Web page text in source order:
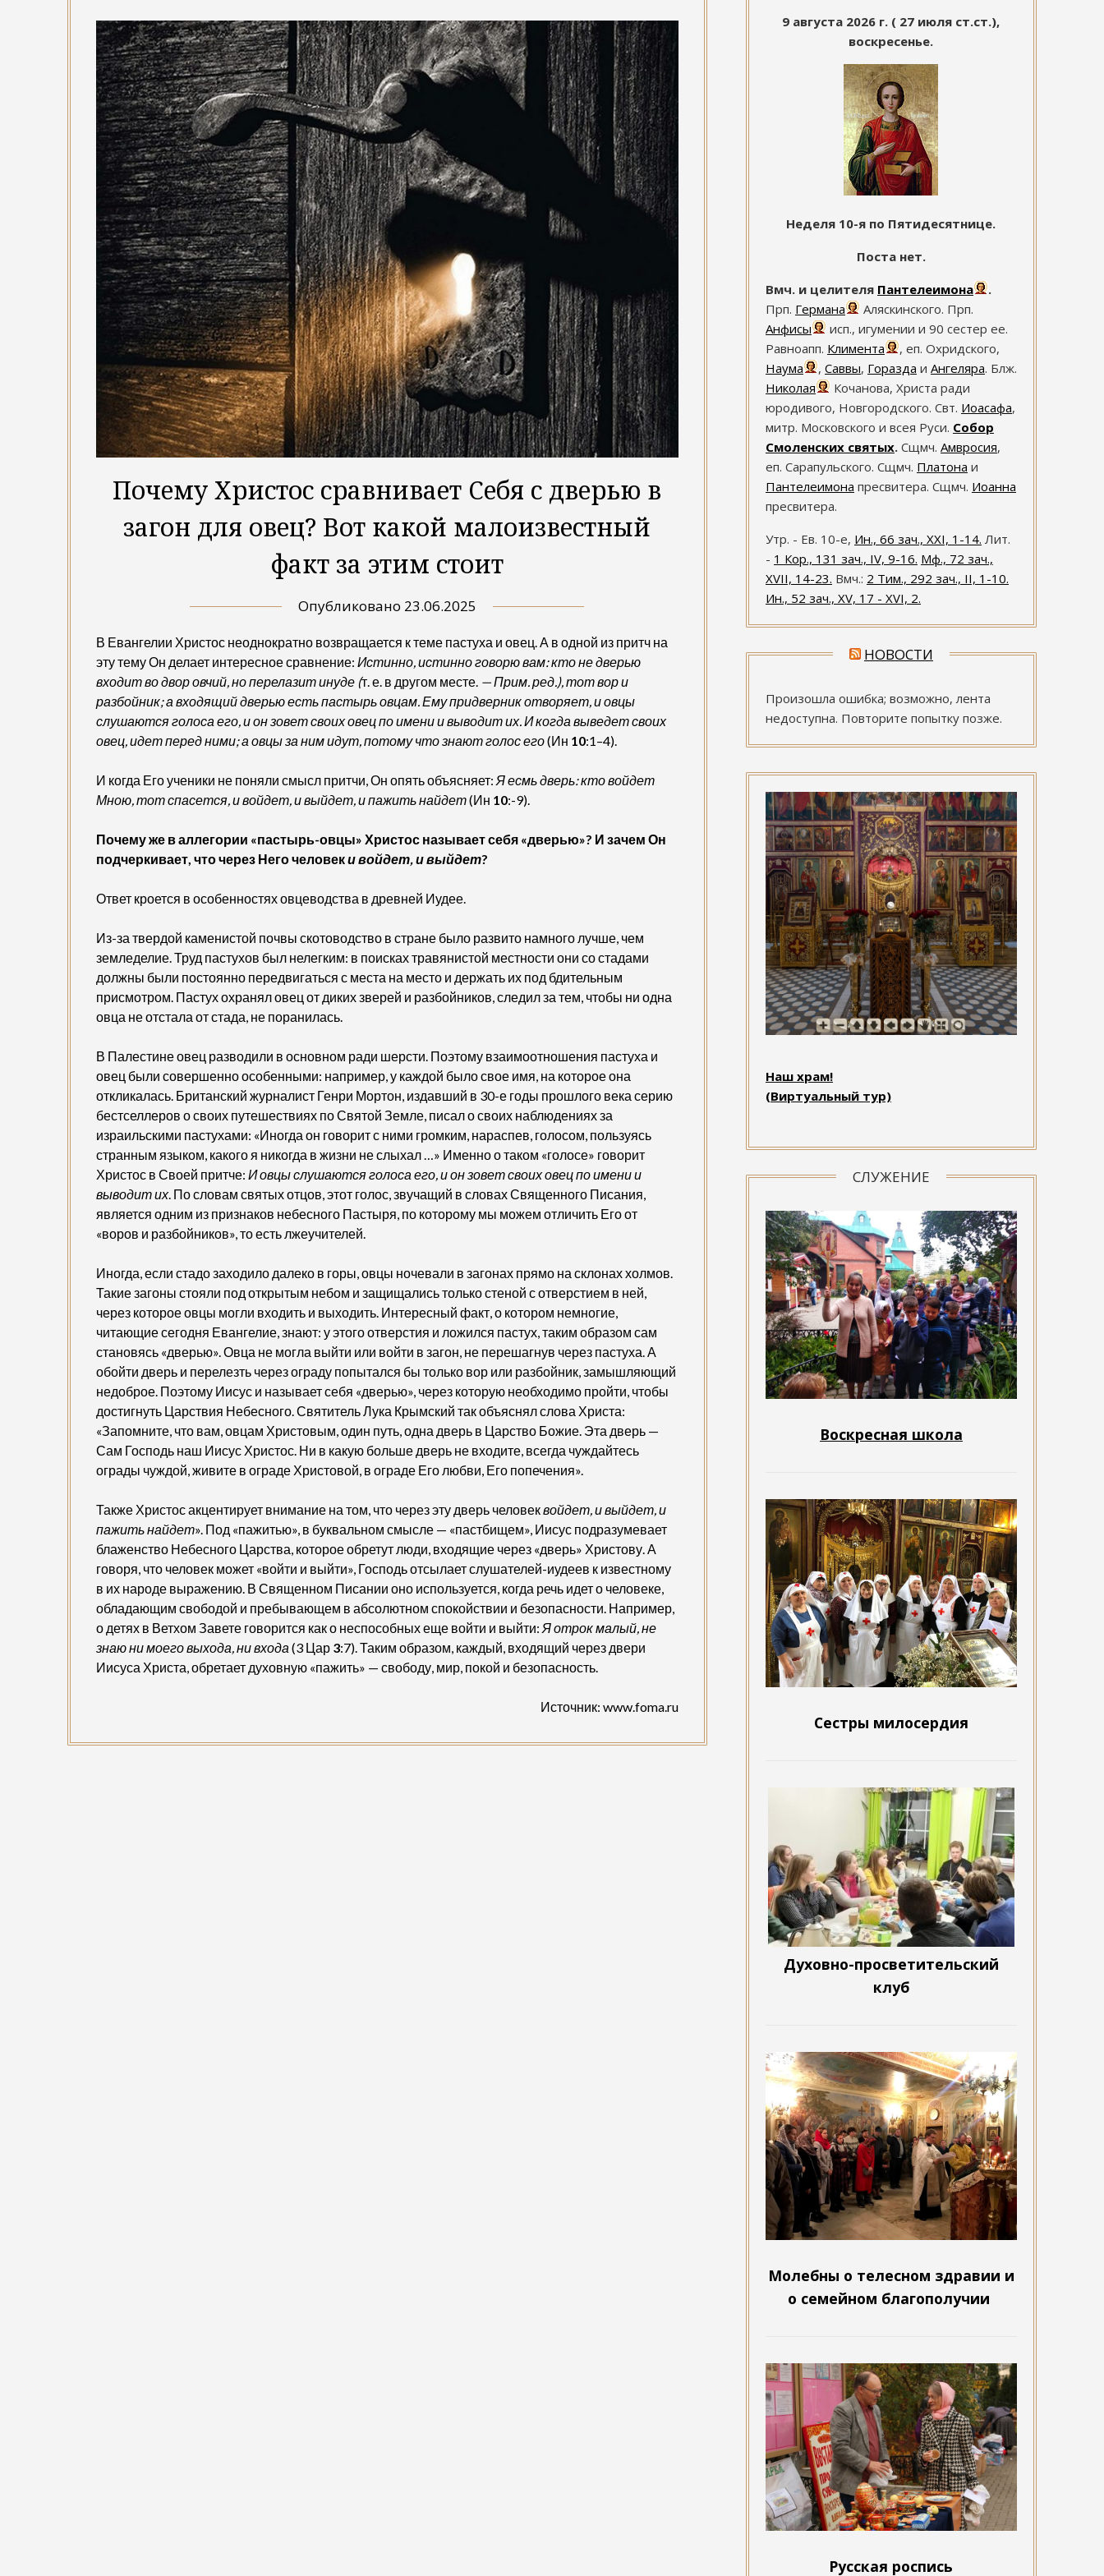
Почему Христос сравнивает Себя с дверью в
загон для овец? Вот какой малоизвестный
факт за этим стоит
Опубликовано 23.06.2025
В Евангелии Христос неоднократно возвращается к теме пастуха и овец. А в одной из притч на
эту тему Он делает интересное сравнение:Истинно, истинно говорю вам: кто не дверью
входит во двор овчий, но перелазит инуде (т. е. в другом месте. — Прим. ред.),тот вор и
разбойник; а входящий дверью есть пастырь овцам. Ему придверник отворяет, и овцы
слушаются голоса его, и он зовет своих овец по имени и выводит их. И когда выведет своих
овец, идет перед ними; а овцы за ним идут, потому что знают голос его(Ин 10:1–4).
И когда Его ученики не поняли смысл притчи, Он опять объясняет:Я есмь дверь: кто войдет
Мною, тот спасется, и войдет, и выйдет, и пажить найдет(Ин 10:-9).
Почему же в аллегории «пастырь-овцы» Христос называет себя «дверью»? И зачем Он
подчеркивает, что через Него человеки войдет, и выйдет?
Ответ кроется в особенностях овцеводства в древней Иудее.
Из-за твердой каменистой почвы скотоводство в стране было развито намного лучше, чем
земледелие. Труд пастухов был нелегким: в поисках травянистой местности они со стадами
должны были постоянно передвигаться с места на место и держать их под бдительным
присмотром. Пастух охранял овец от диких зверей и разбойников, следил за тем, чтобы ни одна
овца не отстала от стада, не поранилась.
В Палестине овец разводили в основном ради шерсти. Поэтому взаимоотношения пастуха и
овец были совершенно особенными: например, у каждой было свое имя, на которое она
откликалась. Британский журналист Генри Мортон, издавший в 30-е годы прошлого века серию
бестселлеров о своих путешествиях по Святой Земле, писал о своих наблюдениях за
израильскими пастухами: «Иногда он говорит с ними громким, нараспев, голосом, пользуясь
странным языком, какого я никогда в жизни не слыхал …» Именно о таком «голосе» говорит
Христос в Своей притче:И овцы слушаются голоса его, и он зовет своих овец по имени и
выводит их. По словам святых отцов, этот голос, звучащий в словах Священного Писания,
является одним из признаков небесного Пастыря, по которому мы можем отличить Его от
«воров и разбойников», то есть лжеучителей.
Иногда, если стадо заходило далеко в горы, овцы ночевали в загонах прямо на склонах холмов.
Такие загоны стояли под открытым небом и защищались только стеной с отверстием в ней,
через которое овцы могли входить и выходить. Интересный факт, о котором немногие,
читающие сегодня Евангелие, знают: у этого отверстия и ложился пастух, таким образом сам
становясь «дверью». Овца не могла выйти или войти в загон, не перешагнув через пастуха. А
обойти дверь и перелезть через ограду попытался бы только вор или разбойник, замышляющий
недоброе. Поэтому Иисус и называет себя «дверью», через которую необходимо пройти, чтобы
достигнуть Царствия Небесного. Святитель Лука Крымский так объяснял слова Христа:
«Запомните, что вам, овцам Христовым, один путь, одна дверь в Царство Божие. Эта дверь —
Сам Господь наш Иисус Христос. Ни в какую больше дверь не входите, всегда чуждайтесь
ограды чуждой, живите в ограде Христовой, в ограде Его любви, Его попечения».
Также Христос акцентирует внимание на том, что через эту дверь человеквойдет, и выйдет, и
пажить найдет». Под «пажитью», в буквальном смысле — «пастбищем», Иисус подразумевает
блаженство Небесного Царства, которое обретут люди, входящие через «дверь» Христову. А
говоря, что человек может «войти и выйти», Господь отсылает слушателей-иудеев к известному
в их народе выражению. В Священном Писании оно используется, когда речь идет о человеке,
обладающим свободой и пребывающем в абсолютном спокойствии и безопасности. Например,
о детях в Ветхом Завете говорится как о неспособных еще войти и выйти:Я отрок малый, не
знаю ни моего выхода, ни входа (3 Цар 3:7). Таким образом, каждый, входящий через двери
Иисуса Христа, обретает духовную «пажить» — свободу, мир, покой и безопасность.
Источник: www.foma.ru
9 августа 2026 г. ( 27 июля ст.ст.),
воскресенье.
Неделя 10-я по Пятидесятнице.
Поста нет.
Вмч. и целителя Пантелеимона
.
Прп. Германа
Аляскинского. Прп.
Анфисы
исп., игумении и 90 сестер ее.
Равноапп. Климента
, еп. Охридского,
Наума
, Саввы, Горазда и Ангеляра. Блж.
Николая
Кочанова, Христа ради
юродивого, Новгородского. Свт. Иоасафа,
митр. Московского и всея Руси. Собор
Смоленских святых.Сщмч. Амвросия,
еп. Сарапульского. Сщмч. Платона и
Пантелеимона пресвитера. Сщмч. Иоанна
пресвитера.
Утр. - Ев. 10-е, Ин., 66 зач., XXI, 1-14. Лит.
- 1 Кор., 131 зач., IV, 9-16. Мф., 72 зач.,
XVII, 14-23. Вмч.: 2 Тим., 292 зач., II, 1-10.
Ин., 52 зач., XV, 17 - XVI, 2.
НОВОСТИ
Произошла ошибка; возможно, лента
недоступна. Повторите попытку позже.
Наш храм!
(Виртуальный тур)
СЛУЖЕНИЕ
Воскресная школа
Сестры милосердия
Духовно-просветительский
клуб
Молебны о телесном здравии и
о семейном благополучии
Русская роспись